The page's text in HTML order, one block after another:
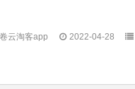
云淘客app 2022-04-28